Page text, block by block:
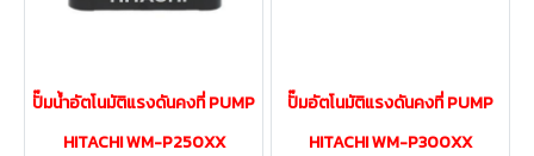
ปั๊มน้ำอัตโนมัติแรงดันคงที่ PUMP
HITACHI WM-P250XX
ปั๊มอัตโนมัติแรงดันคงที่ PUMP
HITACHI WM-P300XX